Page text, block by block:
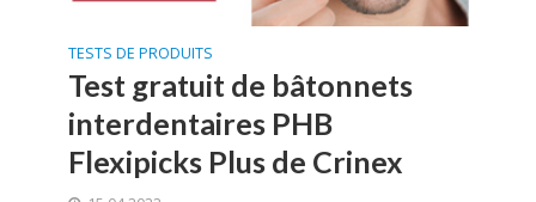
TESTS DE PRODUITS
Test gratuit de bâtonnets
interdentaires PHB
Flexipicks Plus de Crinex